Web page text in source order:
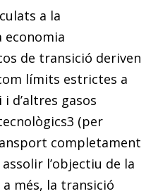
a la
economia
de transició deriven
límits estrictes a
d’altres gasos
3 (per
completament
l’objectiu de la
més, la transició